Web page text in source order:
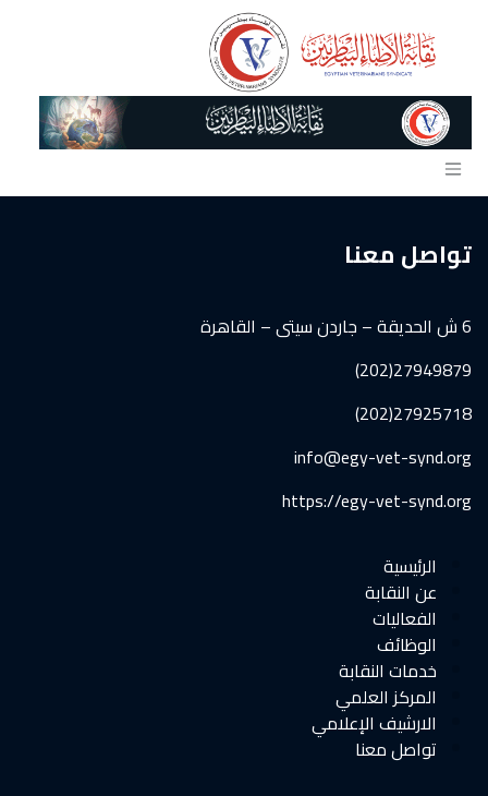
تواصل معنا
6 ش الحديقة – جاردن سيتى – القاهرة
27949879(202)
27925718(202)
info@egy-vet-synd.org
https://egy-vet-synd.org
الرئيسية
عن النقابة
الفعاليات
الوظائف
خدمات النقابة
المركز العلمي
الارشيف الإعلامي
تواصل معنا